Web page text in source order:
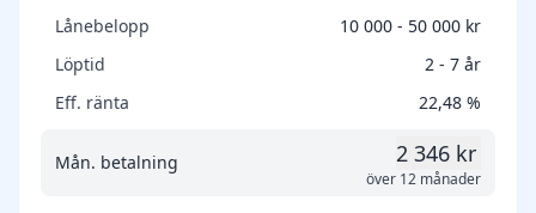
Lånebelopp
10 000 - 50 000 kr
Löptid
2 - 7 år
Eff. ränta
22,48 %
Mån. betalning 2 346 kr
över 12 månader